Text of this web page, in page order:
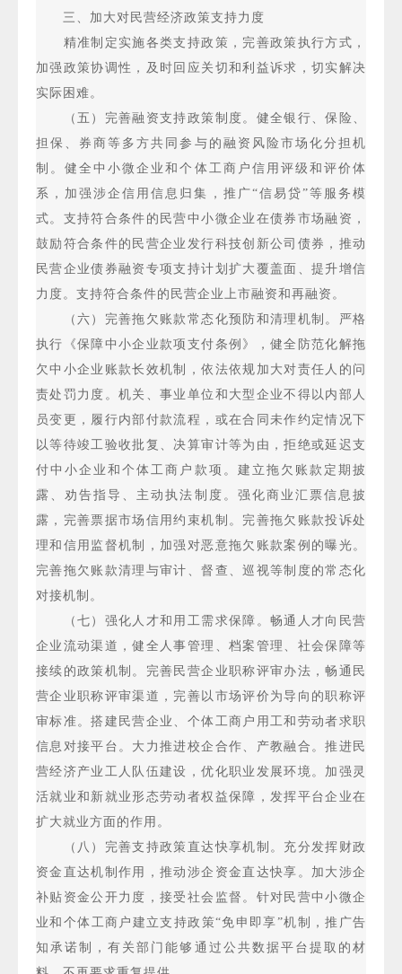
三、加大对民营经济政策支持力度
精准制定实施各类支持政策，完善政策执行方式，
加强政策协调性，及时回应关切和利益诉求，切实解决
实际困难。
（五）完善融资支持政策制度。健全银行、保险、
担保、券商等多方共同参与的融资风险市场化分担机
制。健全中小微企业和个体工商户信用评级和评价体
系，加强涉企信用信息归集，推广“信易贷”等服务模
式。支持符合条件的民营中小微企业在债券市场融资，
鼓励符合条件的民营企业发行科技创新公司债券，推动
民营企业债券融资专项支持计划扩大覆盖面、提升增信
力度。支持符合条件的民营企业上市融资和再融资。
（六）完善拖欠账款常态化预防和清理机制。严格
执行《保障中小企业款项支付条例》，健全防范化解拖
欠中小企业账款长效机制，依法依规加大对责任人的问
责处罚力度。机关、事业单位和大型企业不得以内部人
员变更，履行内部付款流程，或在合同未作约定情况下
以等待竣工验收批复、决算审计等为由，拒绝或延迟支
付中小企业和个体工商户款项。建立拖欠账款定期披
露、劝告指导、主动执法制度。强化商业汇票信息披
露，完善票据市场信用约束机制。完善拖欠账款投诉处
理和信用监督机制，加强对恶意拖欠账款案例的曝光。
完善拖欠账款清理与审计、督查、巡视等制度的常态化
对接机制。
（七）强化人才和用工需求保障。畅通人才向民营
企业流动渠道，健全人事管理、档案管理、社会保障等
接续的政策机制。完善民营企业职称评审办法，畅通民
营企业职称评审渠道，完善以市场评价为导向的职称评
审标准。搭建民营企业、个体工商户用工和劳动者求职
信息对接平台。大力推进校企合作、产教融合。推进民
营经济产业工人队伍建设，优化职业发展环境。加强灵
活就业和新就业形态劳动者权益保障，发挥平台企业在
扩大就业方面的作用。
（八）完善支持政策直达快享机制。充分发挥财政
资金直达机制作用，推动涉企资金直达快享。加大涉企
补贴资金公开力度，接受社会监督。针对民营中小微企
业和个体工商户建立支持政策“免申即享”机制，推广告
知承诺制，有关部门能够通过公共数据平台提取的材